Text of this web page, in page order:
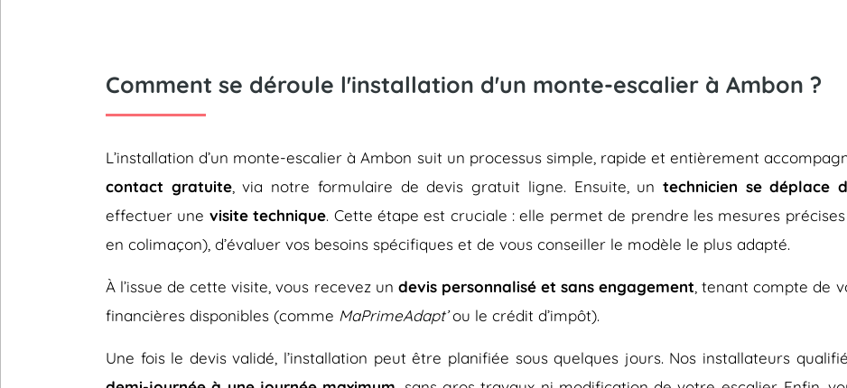
Comment se déroule l'installation d'un monte-escalier à Ambon ?
L’installation d’un monte-escalier à Ambon suit un processus simple, rapide et entièrement
contact gratuite, via notre formulaire de devis gratuit ligne. Ensuite, un technicien se déplace
effectuer une visite technique. Cette étape est cruciale : elle permet de prendre les mesures
en colimaçon), d’évaluer vos besoins spécifiques et de vous conseiller le modèle le plus adapté.
À l’issue de cette visite, vous recevez un devis personnalisé et sans engagement , tenant compte de
financières disponibles (comme MaPrimeAdapt’ou le crédit d’impôt).
Une fois le devis validé, l’installation peut être planifiée sous quelques jours. Nos installateurs